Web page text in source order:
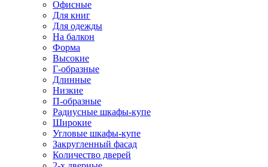
Офисные
Для книг
Для одежды
На балкон
Форма
Высокие
Г-образные
Длинные
Низкие
П-образные
Радиусные шкафы-купе
Широкие
Угловые шкафы-купе
Закругленный фасад
Количество дверей